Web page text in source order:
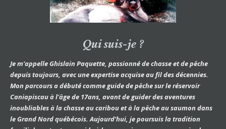
Qui suis-je ?
Je m’appelle Ghislain Paquette, passionné de chasse et de pêche
depuis toujours, avec une expertise acquise au fil des décennies.
Mon parcours a débuté comme guide de pêche sur le réservoir
Caniapiscau à l'âge de 17ans, avant de guider des aventures
inoubliables à la chasse au caribou et à la pêche au saumon dans
le Grand Nord québécois. Aujourd’hui, je poursuis la tradition